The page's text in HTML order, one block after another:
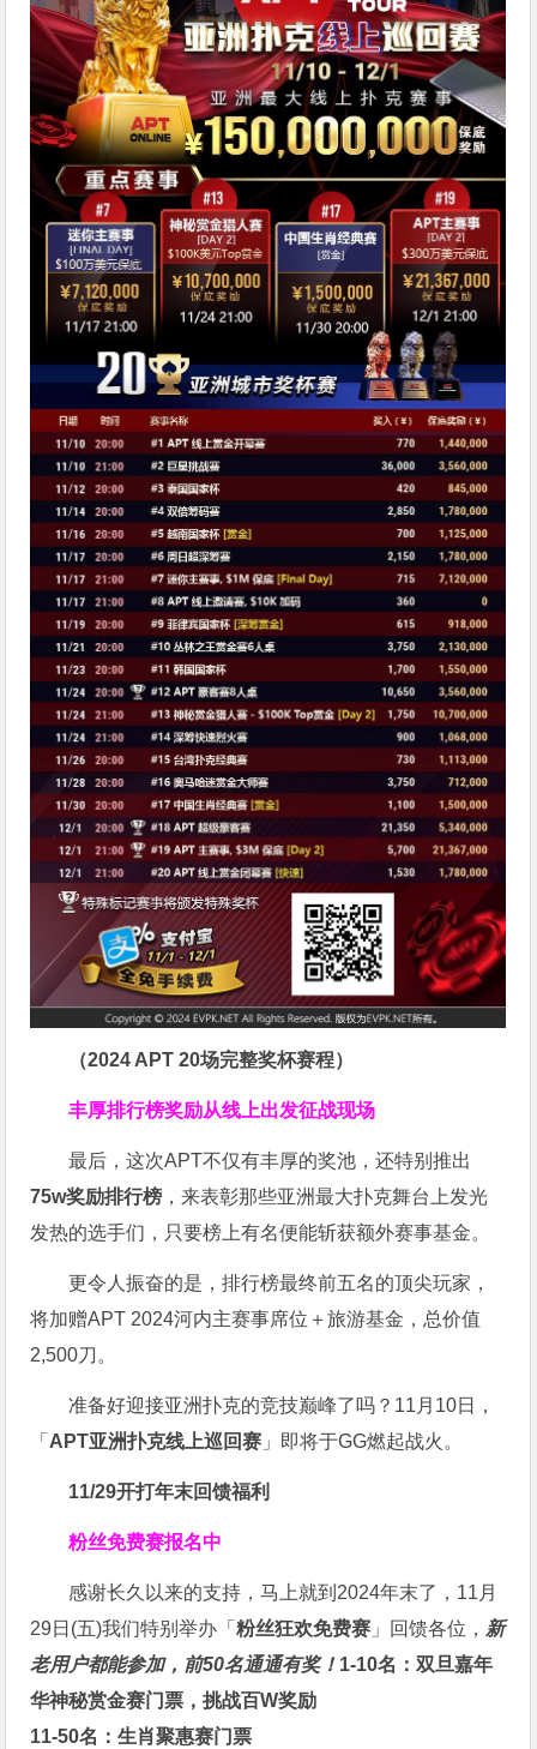
（2024 APT 20场完整奖杯赛程）
丰厚排行榜奖励从线上出发征战现场
最后，这次APT不仅有丰厚的奖池，还特别推出
75w奖励排行榜 ，来表彰那些亚洲最大扑克舞台上发光
发热的选手们，只要榜上有名便能斩获额外赛事基金。
更令人振奋的是，排行榜最终前五名的顶尖玩家，
将加赠APT 2024河内主赛事席位＋旅游基金，总价值
2,500刀。
准备好迎接亚洲扑克的竞技巅峰了吗？11月10日，
「 APT亚洲扑克线上巡回赛 」即将于GG燃起战火。
11/29开打年末回馈福利
粉丝免费赛报名中
感谢长久以来的支持，马上就到2024年末了，11月
29日(五)我们特别举办「粉丝狂欢免费赛 」回馈各位， 新
老用户都能参加，前50名通通有奖！ 1-10名：双旦嘉年
华神秘赏金赛门票，挑战百W奖励
11-50名：生肖聚惠赛门票